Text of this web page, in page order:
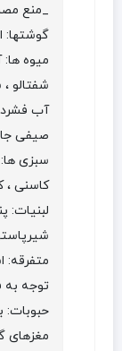
_منع
گوشتها:
میوه ها:
شفتالو
آب فشرده
صیفی
سبزی ها:
کاسنی ،
لبنیات:
متفرقه:
توجه
حبوبات:
مغزهای